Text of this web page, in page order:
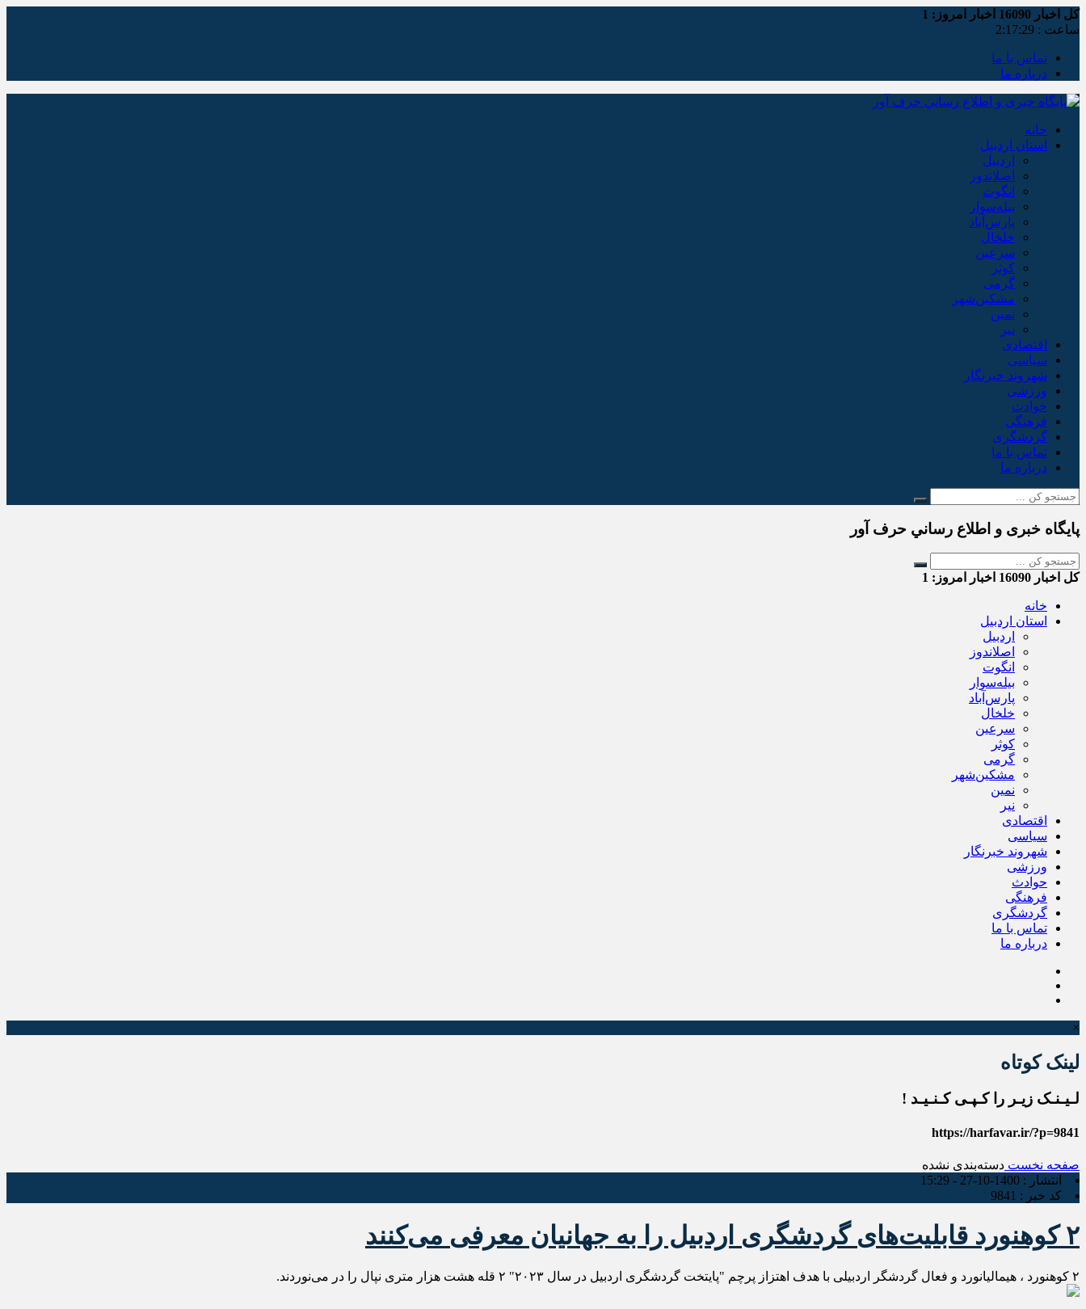
کل اخبار اخبار امروز: 1
ساعت : 2:17:30
تماس با ما
درباره ما
خانه
استان اردبیل
اردبیل
اصلاندوز
انگوت
بیله‌سوار
پارس‌آباد
خلخال
سرعین
کوثر
گرمی
مشکین‌شهر
نمین
نیر
اقتصادی
سیاسی
شهروند خبرنگار
ورزشی
حوادث
فرهنگی
گردشگری
تماس با ما
درباره ما
پایگاه خبری و اطلاع رساني حرف آور
کل اخبار اخبار امروز: 1
خانه
استان اردبیل
اردبیل
اصلاندوز
انگوت
بیله‌سوار
پارس‌آباد
خلخال
سرعین
کوثر
گرمی
مشکین‌شهر
نمین
نیر
اقتصادی
سیاسی
شهروند خبرنگار
ورزشی
حوادث
فرهنگی
گردشگری
تماس با ما
درباره ما
×
لینک کوتاه
لـیـنـک زیـر را کـپـی کـنـیـد !
https://harfavar.ir/?p=9841
صفحه نخست دسته‌بندی نشده
انتشار : 1400-10-27 - 15:29
کد خبر : 9841
۲ کوهنورد قابلیت‌های گردشگری اردبیل را به جهانیان معرفی می‌کنند
۲ کوهنورد ، هیمالیانورد و فعال گردشگر اردبیلی با هدف اهتزاز پرچم "پایتخت گردشگری اردبیل در سال ۲۰۲۳" ۲ قله هشت هزار متری نپال را در می‌نوردند.